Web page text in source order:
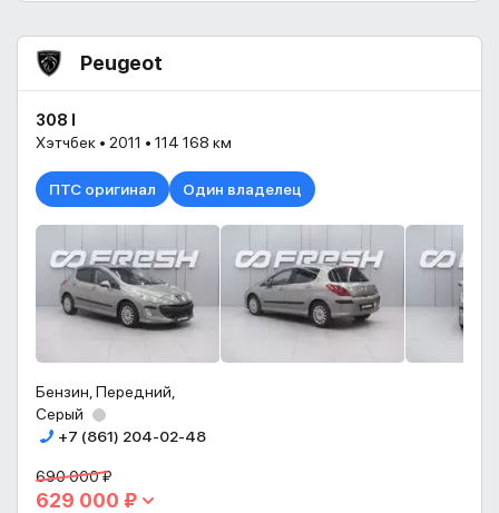
Peugeot
308 I
Хэтчбек • 2011 • 114 168 км
ПТС оригинал Один владелец
Бензин, Передний,
Серый
+7 (861) 204-02-48
690 000 ₽
629 000 ₽